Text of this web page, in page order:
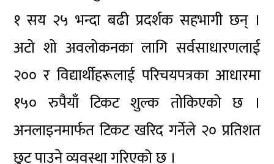
१ सय २५ भन्दा बढी प्रदर्शक सहभागी छन् ।
अटो शो अवलोकनका लागि सर्वसाधारणलाई
२०० र विद्यार्थीहरूलाई परिचयपत्रका आधारमा
१५० रुपैयाँ टिकट शुल्क तोकिएको छ ।
अनलाइनमार्फत टिकट खरिद गर्नेले २० प्रतिशत
छुट पाउने व्यवस्था गरिएको छ ।